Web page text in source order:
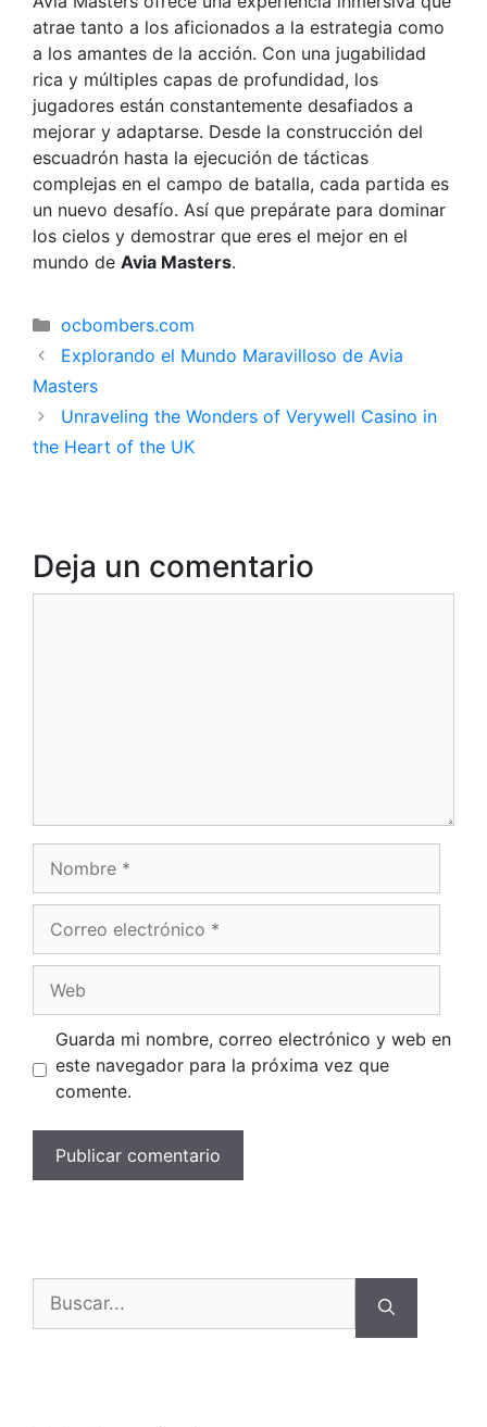
atrae tanto a los aficionados a la estrategia como
a los amantes de la acción. Con una jugabilidad
rica y múltiples capas de profundidad, los
jugadores están constantemente desafiados a
mejorar y adaptarse. Desde la construcción del
escuadrón hasta la ejecución de tácticas
complejas en el campo de batalla, cada partida es
un nuevo desafío. Así que prepárate para dominar
los cielos y demostrar que eres el mejor en el
mundo de Avia Masters.
Categorías
ocbombers.com
Explorando el Mundo Maravilloso de Avia
Masters
Unraveling the Wonders of Verywell Casino in
the Heart of the UK
Deja un comentario
electrónico
Guarda mi nombre, correo electrónico y web en
este navegador para la próxima vez que
comente.
Buscar: